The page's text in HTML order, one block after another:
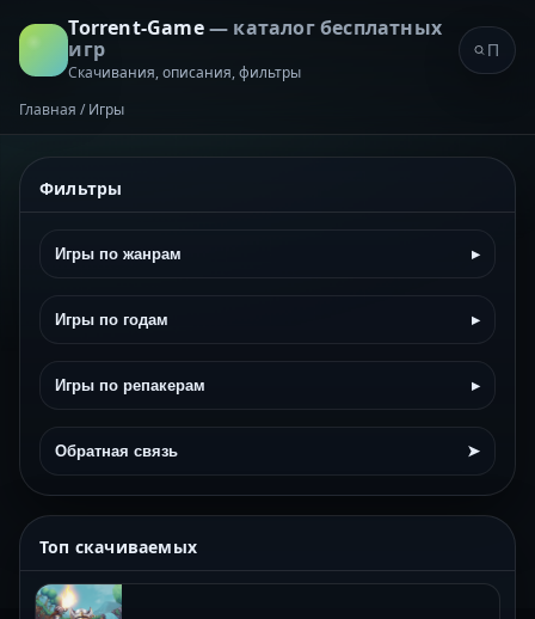
Torrent-Game— каталог бесплатных
игр
Скачивания, описания, фильтры
Главная / Игры
Фильтры
Игры по жанрам ▸
Игры по годам ▸
Игры по репакерам ▸
Обратная связь ➤
Топ скачиваемых